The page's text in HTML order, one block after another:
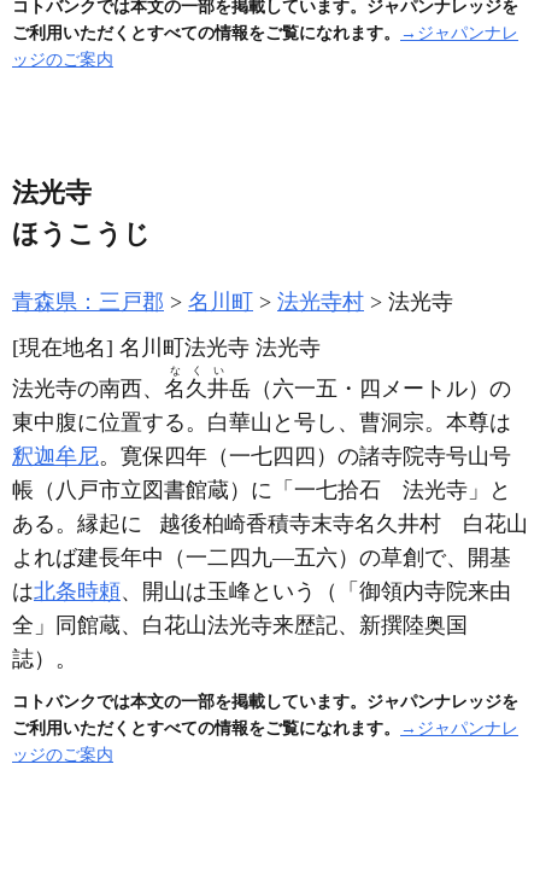
コトバンクでは本文の一部を掲載しています。ジャパンナレッジを
ご利用いただくとすべての情報をご覧になれます。
→ジャパンナレ
ッジのご案内
法光寺
ほうこうじ
青森県：三戸郡 名川町 法光寺村
法光寺
[現在地名] 名川町法光寺 法光寺
法光寺の南西、 名久井
なくい
岳 （六一五・四メートル） の
東中腹に位置する。白華山と号し、曹洞宗。本尊は
釈迦牟尼。寛保四年 （一七四四） の諸寺院寺号山号
帳 （八戸市立図書館蔵） に「一七拾石
越後柏崎香積寺末寺名久井村 白花山
法光寺」と
ある。縁起に
よれば建長年中 （一二四九―五六） の草創で、開基
は北条時頼、開山は玉峰という
（「御領内寺院来由
全」同館蔵、白花山法光寺来歴記、新撰陸奥国
誌） 。
コトバンクでは本文の一部を掲載しています。ジャパンナレッジを
ご利用いただくとすべての情報をご覧になれます。
→ジャパンナレ
ッジのご案内